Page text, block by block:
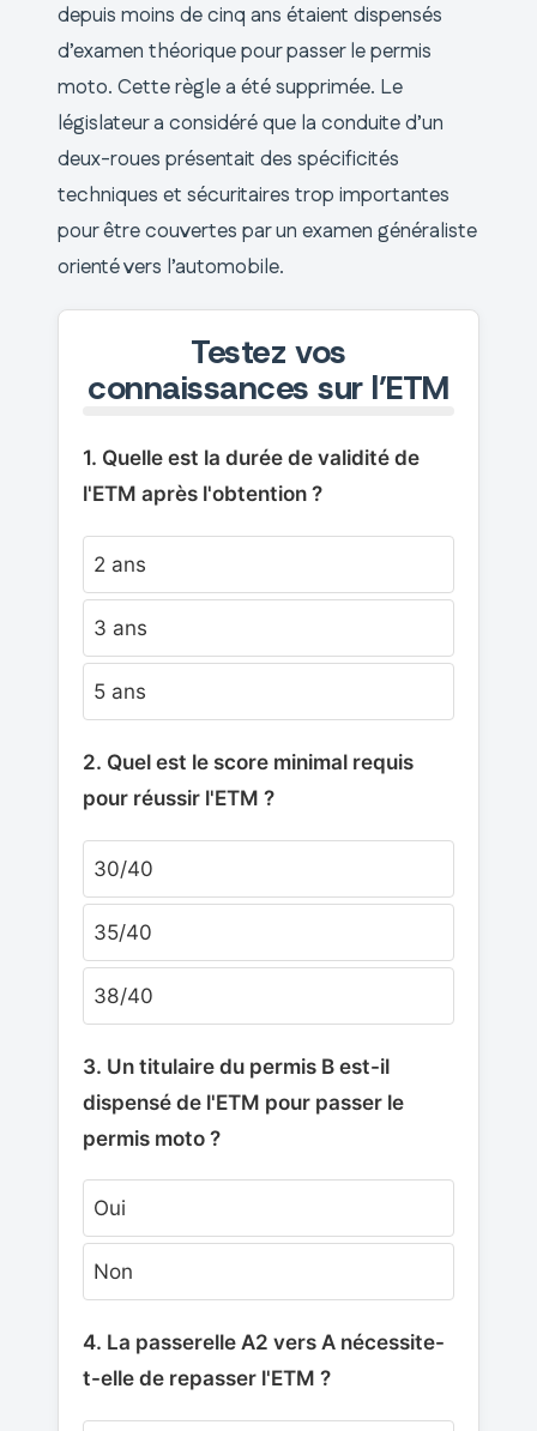
depuis moins de cinq ans étaient dispensés
d’examen théorique pour passer le permis
moto. Cette règle a été supprimée. Le
législateur a considéré que la conduite d’un
deux-roues présentait des spécificités
techniques et sécuritaires trop importantes
pour être couvertes par un examen généraliste
orienté vers l’automobile.
Testez vos
connaissances sur l’ETM
1. Quelle est la durée de validité de
l'ETM après l'obtention ?
2 ans
3 ans
5 ans
2. Quel est le score minimal requis
pour réussir l'ETM ?
30/40
35/40
38/40
3. Un titulaire du permis B est-il
dispensé de l'ETM pour passer le
permis moto ?
Oui
Non
4. La passerelle A2 vers A nécessite-
t-elle de repasser l'ETM ?